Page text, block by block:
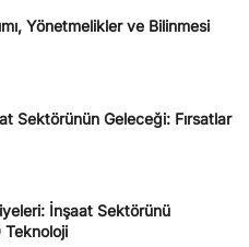
Yönetmelikler ve Bilinmesi
Sektörünün Geleceği: Fırsatlar
İnşaat Sektörünü
Teknoloji